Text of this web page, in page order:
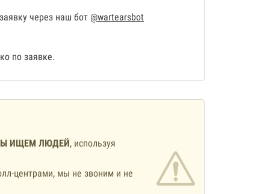
через наш бот @wartearsbot
по заявке.
ИЩЕМ ЛЮДЕЙ, используя
центрами, мы не звоним и не